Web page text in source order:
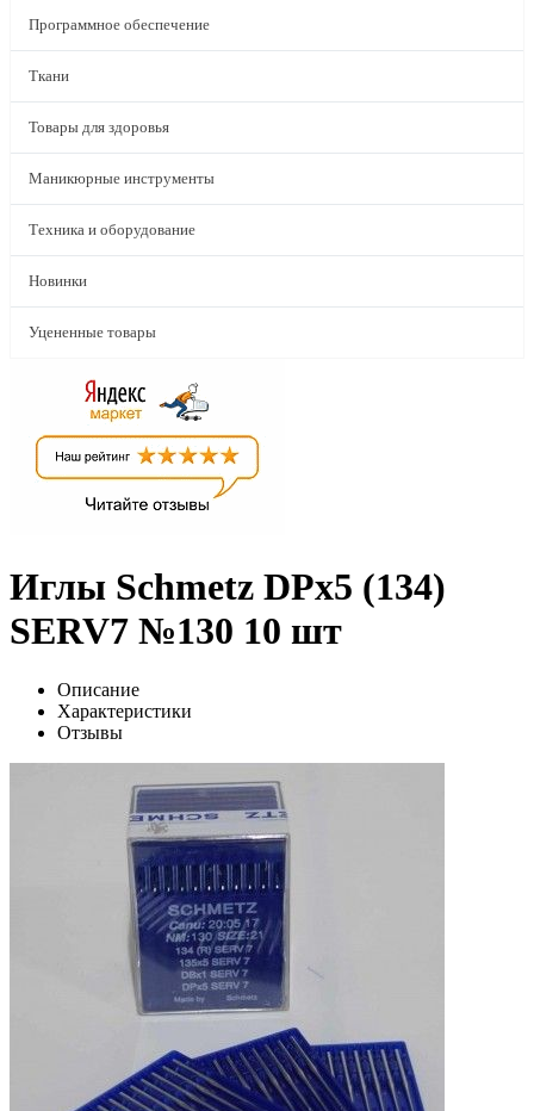
Программное обеспечение
Ткани
Товары для здоровья
Маникюрные инструменты
Техника и оборудование
Новинки
Уцененные товары
Иглы Schmetz DPx5 (134)
SERV7 №130 10 шт
Описание
Характеристики
Отзывы